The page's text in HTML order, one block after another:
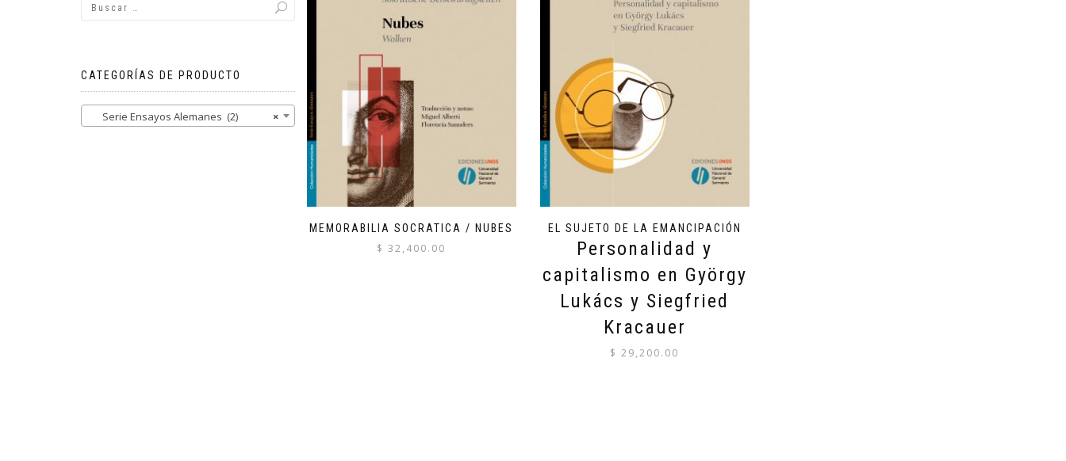
MEMORABILIA SOCRATICA / NUBES
$ 32,400.00
EL SUJETO DE LA EMANCIPACIÓN
Personalidad y
capitalismo en György
Lukács y Siegfried
Kracauer
$ 29,200.00
CATEGORÍAS DE PRODUCTO
×
Serie Ensayos Alemanes (2)